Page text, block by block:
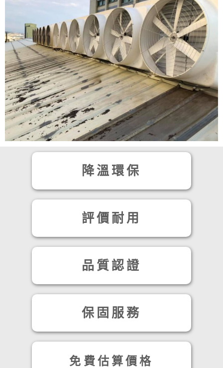
降溫環保
評價耐用
品質認證
保固服務
免費估算價格